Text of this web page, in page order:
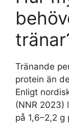
Tränande
protein än
Enligt
(NNR 2023)
på 1,6–2,2